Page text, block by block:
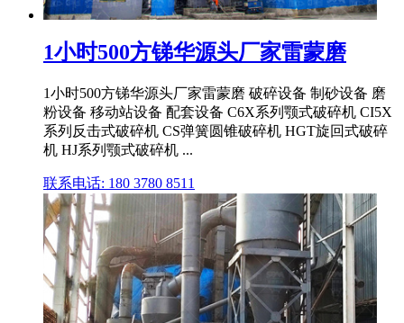
1小时500方锑华源头厂家雷蒙磨
1小时500方锑华源头厂家雷蒙磨 破碎设备 制砂设备 磨
粉设备 移动站设备 配套设备 C6X系列颚式破碎机 CI5X
系列反击式破碎机 CS弹簧圆锥破碎机 HGT旋回式破碎
机 HJ系列颚式破碎机 ...
联系电话: 180 3780 8511